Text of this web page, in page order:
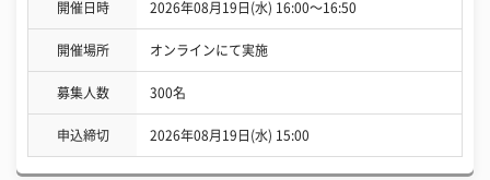
開催日時 2026年08月19日(水) 16:00〜16:50
開催場所 オンラインにて実施
募集人数 300名
申込締切 2026年08月19日(水) 15:00